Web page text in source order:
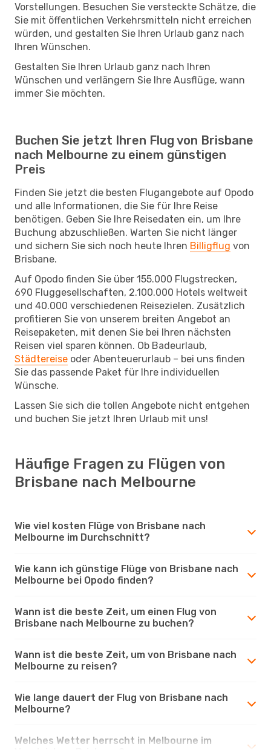
Vorstellungen. Besuchen Sie versteckte Schätze, die
Sie mit öffentlichen Verkehrsmitteln nicht erreichen
würden, und gestalten Sie Ihren Urlaub ganz nach
Ihren Wünschen.
Gestalten Sie Ihren Urlaub ganz nach Ihren
Wünschen und verlängern Sie Ihre Ausflüge, wann
immer Sie möchten.
Buchen Sie jetzt Ihren Flug von Brisbane
nach Melbourne zu einem günstigen
Preis
Finden Sie jetzt die besten Flugangebote auf Opodo
und alle Informationen, die Sie für Ihre Reise
benötigen. Geben Sie Ihre Reisedaten ein, um Ihre
Buchung abzuschließen. Warten Sie nicht länger
und sichern Sie sich noch heute Ihren Billigflug von
Brisbane.
Auf Opodo finden Sie über 155.000 Flugstrecken,
690 Fluggesellschaften, 2.100.000 Hotels weltweit
und 40.000 verschiedenen Reisezielen. Zusätzlich
profitieren Sie von unserem breiten Angebot an
Reisepaketen, mit denen Sie bei Ihren nächsten
Reisen viel sparen können. Ob Badeurlaub,
Städtereise oder Abenteuerurlaub – bei uns finden
Sie das passende Paket für Ihre individuellen
Wünsche.
Lassen Sie sich die tollen Angebote nicht entgehen
und buchen Sie jetzt Ihren Urlaub mit uns!
Häufige Fragen zu Flügen von
Brisbane nach Melbourne
Wie viel kosten Flüge von Brisbane nach
Melbourne im Durchschnitt?
Wie kann ich günstige Flüge von Brisbane nach
Melbourne bei Opodo finden?
Wann ist die beste Zeit, um einen Flug von
Brisbane nach Melbourne zu buchen?
Wann ist die beste Zeit, um von Brisbane nach
Melbourne zu reisen?
Wie lange dauert der Flug von Brisbane nach
Melbourne?
Welches Wetter herrscht in Melbourne im